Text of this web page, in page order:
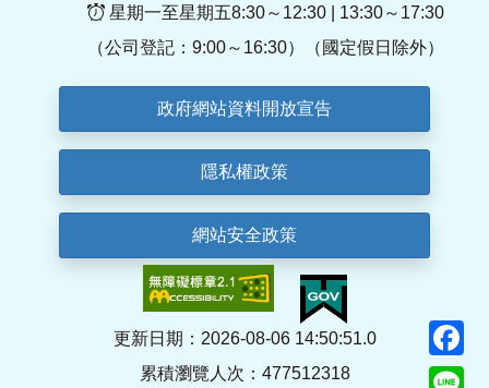
星期一至星期五8:30～12:30 | 13:30～17:30
（公司登記：9:00～16:30）（國定假日除外）
政府網站資料開放宣告
隱私權政策
網站安全政策
更新日期：2026-08-06 14:50:51.0
累積瀏覽人次：477512318